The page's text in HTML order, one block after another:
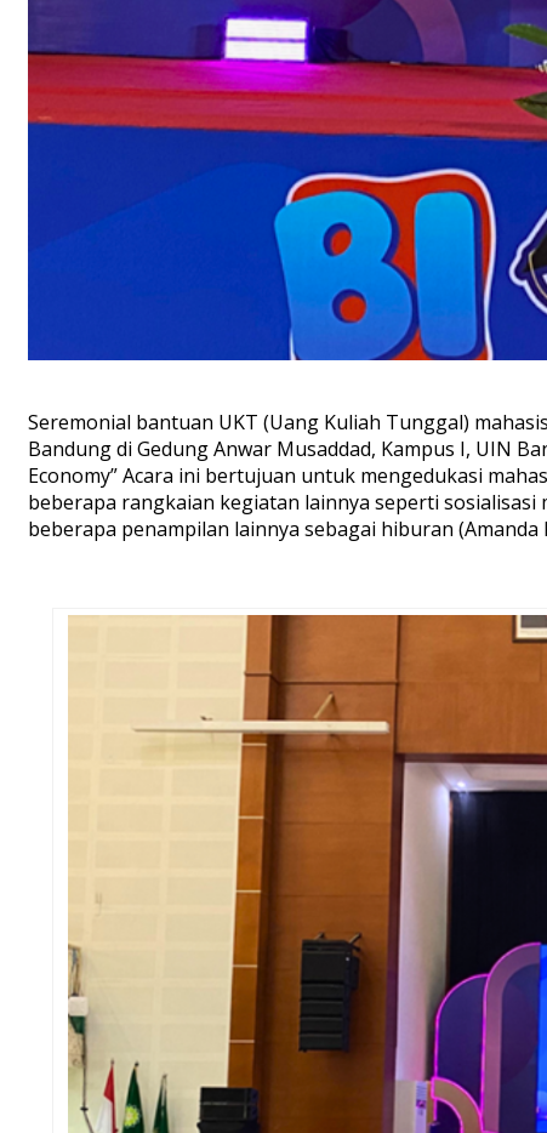
Seremonial bantuan UKT (Uang Kuliah Tunggal)
Bandung di Gedung Anwar Musaddad, Kampus I, UIN
Economy” Acara ini bertujuan untuk mengedukasi
beberapa rangkaian kegiatan lainnya seperti sosialisasi
beberapa penampilan lainnya sebagai hiburan (Amanda